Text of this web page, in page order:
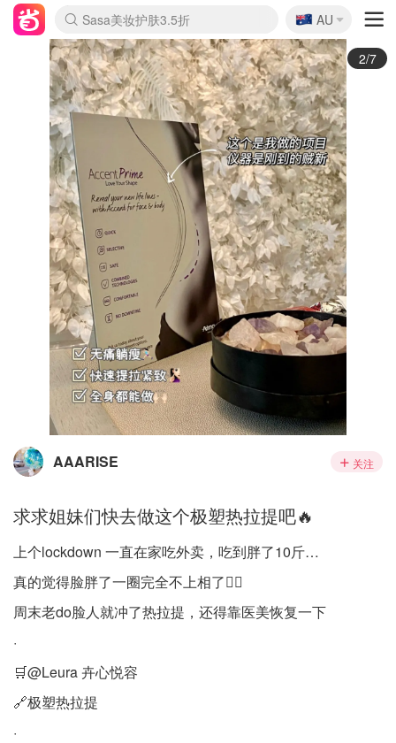
lululemon折扣上新
Sasa美妆护肤3.5折
SSENSE年中2.5折
FreshBeauty好价汇总
Cettire降价+叠9折
WWS Coles超市实拍
viagogo二手票捡漏
Myer折扣汇总
The Outnet奢牌1折起
David Jones 3折起
Flannels大牌1折
Perfumes Club护肤1折
AMIRO面罩$251
Amazon折扣汇总
eToro入金$200送$50
Amazon数码好物
ICONIC本周7.5折
ThedoubleF高奢地板价
Moose Knuckles 6折
EUFY摄像头$98
Selenichast首饰2折
Trip机票酒店促销
YSL送5件彩妆礼
Amazon家居好物
Amazon美妆护肤
雅漾大喷$8
过敏原检测盒$33
科颜氏高保湿面霜$29
SEALIFE海洋馆门票6折
丝塔芙大白罐$16
订阅Newsletter送香薰
Cult Beauty 6.8折
Harrods圣诞日历$525
LN-CC奢牌私促3折
d'Alba空姐喷雾$16
EVE LOM套装£56
Bernardelli独家4折
Adore Beauty 6折起
CT圣诞日历
Mytheresa奢品2.7折
Luxury Escapes 9折
Currentbody美容仪$881
MOON Garden Live
Roborock扫地机$649
Valentino官网5折
CR洗护套装$23
修丽可4件套$159
GANNI官网4.5折
Stylevana韩妆4折
Tessabit高奢8.5折
OGX洗发水$11
Amazon阿德莱德次日达
卡诗8.5折+赠礼
Philips Hue灯具8折
La Mer送8件礼值$529
🇦🇺
AU
3/7
AAARISE 关注
求求姐妹们快去做这个极塑热拉提吧🔥
上个lockdown 一直在家吃外卖，吃到胖了10斤…
真的觉得脸胖了一圈完全不上相了😶‍🌫️
周末老do脸人就冲了热拉提，还得靠医美恢复一下
·
🛒@Leura 卉心悦容
🔗极塑热拉提
·